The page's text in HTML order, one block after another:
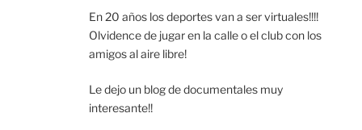
En 20 años los deportes van a ser virtuales!!!!
Olvidence de jugar en la calle o el club con los
amigos al aire libre!
Le dejo un blog de documentales muy
interesante!!